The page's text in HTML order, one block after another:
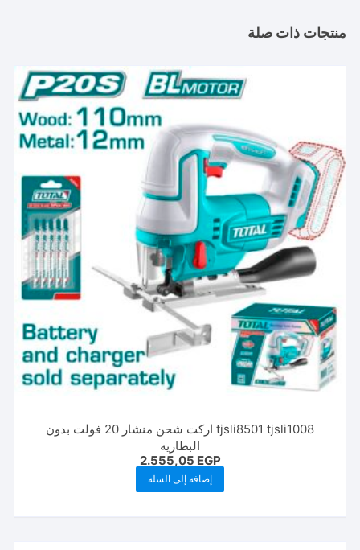
منتجات ذات صلة
tjsli8501 tjsli1008 اركت شحن منشار 20 فولت بدون
البطاريه
2.555,05 EGP
إضافة إلى السلة